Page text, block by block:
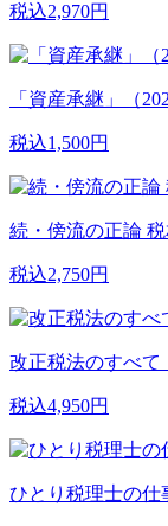
税込2,970円
「資産承継」（
税込1,500円
続・傍流の正論
税込2,750円
改正税法のすべて
税込4,950円
ひとり税理士の仕